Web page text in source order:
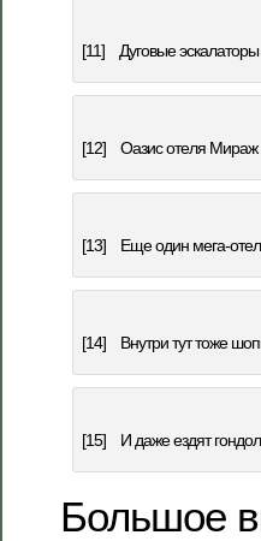
[11] Дуговые
[12] Оазис отеля Мираж
[13] Еще один мега-
[14] Внутри тут тоже
[15] И даже ездят
Большое